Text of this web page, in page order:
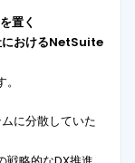
置く
におけるNetSuite
に分散していた